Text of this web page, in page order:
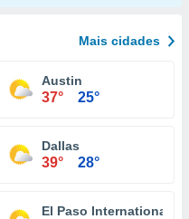
Mais cidades
Austin
37° 25°
Dallas
39° 28°
El Paso International